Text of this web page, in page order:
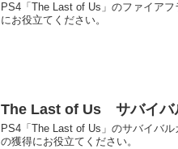
PS4「The Last of Us」のファイア
にお役立てください。
The Last of Us サバイバ
PS4「The Last of Us」のサバイバ
の獲得にお役立てください。